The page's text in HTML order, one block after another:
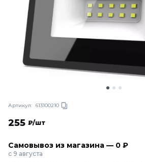
Артикул: 613100210
255 ₽/шт
Самовывоз из магазина — 0 ₽
с 9 августа